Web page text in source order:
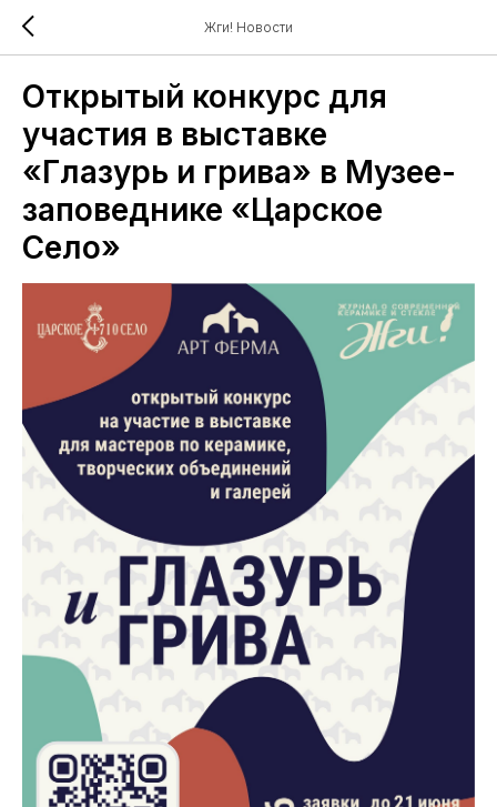
Жги! Новости
Открытый конкурс для
участия в выставке
«Глазурь и грива» в Музее-
заповеднике «Царское
Село»